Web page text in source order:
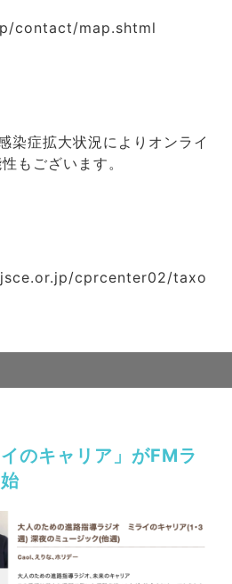
contact/map.shtml
染症拡大状況によりオンライ
もございます。
cprcenter02/taxo
のキャリア」がFMラ